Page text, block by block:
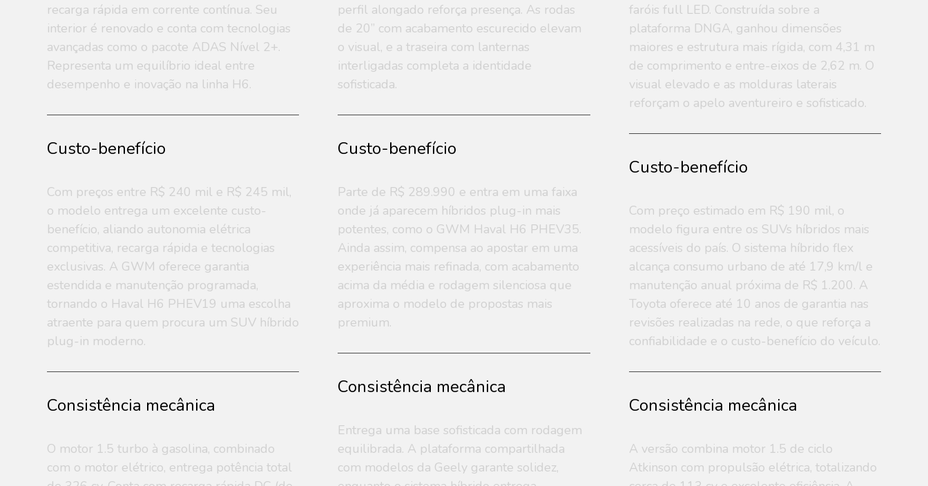
recarga rápida em corrente contínua. Seu
interior é renovado e conta com tecnologias
avançadas como o pacote ADAS Nível 2+.
Representa um equilíbrio ideal entre
desempenho e inovação na linha H6.
Custo-benefício
Com preços entre R$ 240 mil e R$ 245 mil,
o modelo entrega um excelente custo-
benefício, aliando autonomia elétrica
competitiva, recarga rápida e tecnologias
exclusivas. A GWM oferece garantia
estendida e manutenção programada,
tornando o Haval H6 PHEV19 uma escolha
atraente para quem procura um SUV híbrido
plug-in moderno.
Consistência mecânica
O motor 1.5 turbo à gasolina, combinado
com o motor elétrico, entrega potência total
perfil alongado reforça presença. As rodas
de 20” com acabamento escurecido elevam
o visual, e a traseira com lanternas
interligadas completa a identidade
sofisticada.
Custo-benefício
Parte de R$ 289.990 e entra em uma faixa
onde já aparecem híbridos plug-in mais
potentes, como o GWM Haval H6 PHEV35.
Ainda assim, compensa ao apostar em uma
experiência mais refinada, com acabamento
acima da média e rodagem silenciosa que
aproxima o modelo de propostas mais
premium.
Consistência mecânica
Entrega uma base sofisticada com rodagem
equilibrada. A plataforma compartilhada
com modelos da Geely garante solidez,
faróis full LED. Construída sobre a
plataforma DNGA, ganhou dimensões
maiores e estrutura mais rígida, com 4,31 m
de comprimento e entre-eixos de 2,62 m. O
visual elevado e as molduras laterais
reforçam o apelo aventureiro e sofisticado.
Custo-benefício
Com preço estimado em R$ 190 mil, o
modelo figura entre os SUVs híbridos mais
acessíveis do país. O sistema híbrido flex
alcança consumo urbano de até 17,9 km/l e
manutenção anual próxima de R$ 1.200. A
Toyota oferece até 10 anos de garantia nas
revisões realizadas na rede, o que reforça a
confiabilidade e o custo-benefício do veículo.
Consistência mecânica
A versão combina motor 1.5 de ciclo
Atkinson com propulsão elétrica, totalizando